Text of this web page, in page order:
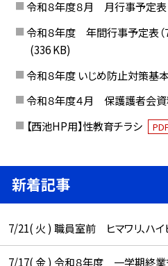
令和８年度８月 月行事予定
令和８年度 年間行事予定表（
(336 KB)
令和８年度 いじめ防止対策基
令和８年度４月 保護護者会
【西池HP用】性教育チラシ
新着記事
7/21( 火 ) 職員室前 ヒマワリ、ハイ
7/17( 金 ) 令和８年度 一学期終